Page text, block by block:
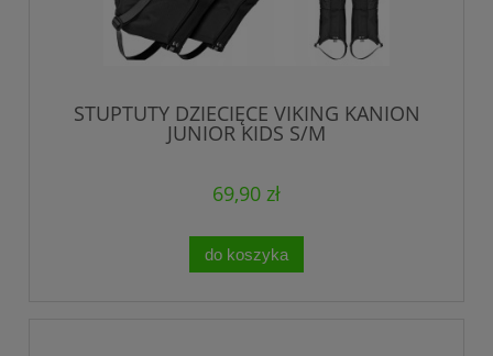
STUPTUTY DZIECIĘCE VIKING KANION
JUNIOR KIDS S/M
69,90 zł
do koszyka